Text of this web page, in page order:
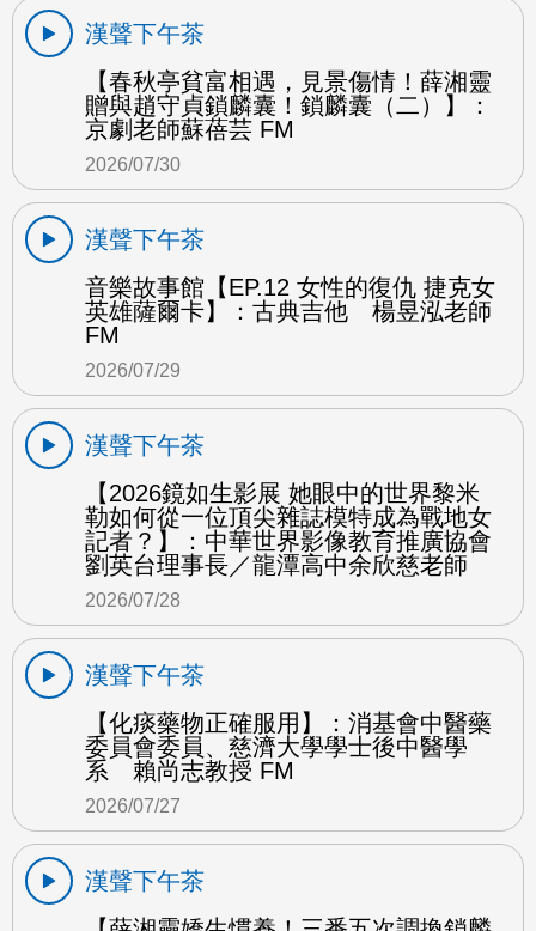
漢聲下午茶
【春秋亭貧富相遇，見景傷情！薛湘靈
贈與趙守貞鎖麟囊！鎖麟囊（二）】：
京劇老師蘇蓓芸 FM
2026/07/30
漢聲下午茶
音樂故事館【EP.12 女性的復仇 捷克女
英雄薩爾卡】：古典吉他 楊昱泓老師
FM
2026/07/29
漢聲下午茶
【2026鏡如生影展 她眼中的世界黎米
勒如何從一位頂尖雜誌模特成為戰地女
記者？】：中華世界影像教育推廣協會
劉英台理事長／龍潭高中余欣慈老師
2026/07/28
漢聲下午茶
【化痰藥物正確服用】：消基會中醫藥
委員會委員、慈濟大學學士後中醫學
系 賴尚志教授 FM
2026/07/27
漢聲下午茶